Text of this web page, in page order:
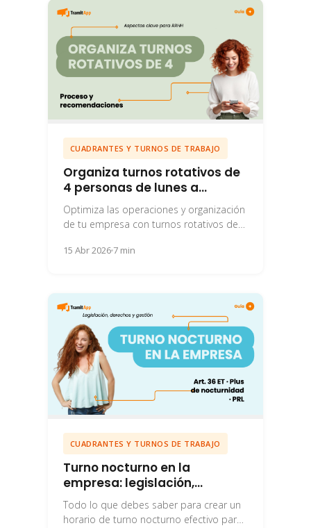
CUADRANTES Y TURNOS DE TRABAJO
Organiza turnos rotativos de
4 personas de lunes a
domingo
Optimiza las operaciones y organización
de tu empresa con turnos rotativos de
15 Abr 20267 min
CUADRANTES Y TURNOS DE TRABAJO
Turno nocturno en la
empresa: legislación,
derechos y cómo gestionarlo
Todo lo que debes saber para crear un
horario de turno nocturno efectivo para